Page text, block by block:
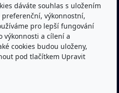
spořitelna a.s.
včetně živého vysílání
dáváte souhlas s uložením
výkonnostní,
pro lepší fungování
výkonnosti a cílení a
cookies budou uloženy,
pod tlačítkem Upravit